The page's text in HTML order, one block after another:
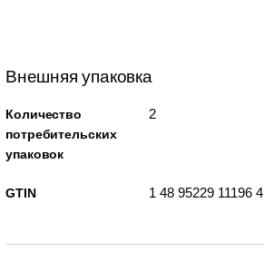
Внешняя упаковка
Количество
потребительских
упаковок
2
GTIN 1 48 95229 11196 4